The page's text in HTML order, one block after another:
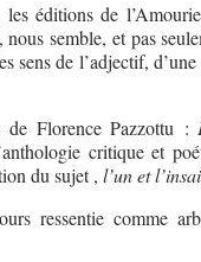
éditions de
semble, et pas
sens de l’adjectif,
Florence Pazzottu :
critique et
du sujet , l’un et
ressentie comme